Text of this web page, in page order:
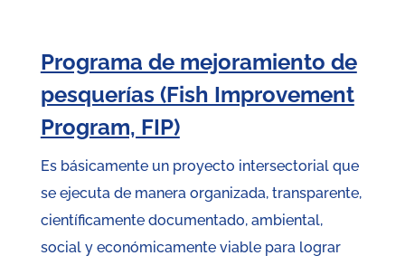
Programa de mejoramiento de
pesquerías (Fish Improvement
Program, FIP)
Es básicamente un proyecto intersectorial que
se ejecuta de manera organizada, transparente,
científicamente documentado, ambiental,
social y económicamente viable para lograr